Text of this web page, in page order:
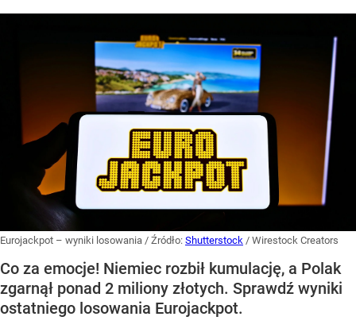
Eurojackpot – wyniki losowania / Źródło: Shutterstock / Wirestock Creators
Co za emocje! Niemiec rozbił kumulację, a Polak
zgarnął ponad 2 miliony złotych. Sprawdź wyniki
ostatniego losowania Eurojackpot.